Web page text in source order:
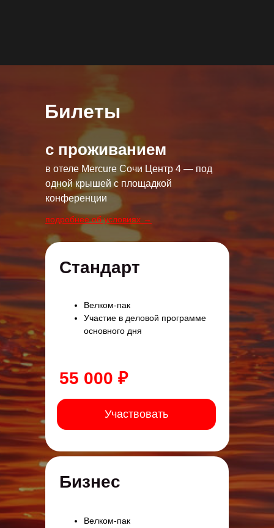
Билеты
подробнее об условиях →
в отеле Mercure Сочи Центр 4 — под
одной крышей с площадкой
конференции
с проживанием
Бизнес
Велком-пак
Стандарт
Велком-пак
Участие в деловой программе
основного дня
Участвовать
55 000 ₽